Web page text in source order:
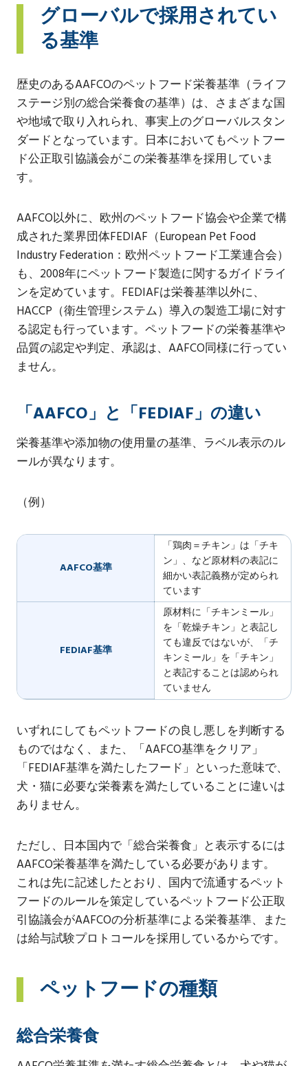
グローバルで採用されてい
る基準
歴史のあるAAFCOのペットフード栄養基準（ライフ
ステージ別の総合栄養食の基準）は、さまざまな国
や地域で取り入れられ、事実上のグローバルスタン
ダードとなっています。日本においてもペットフー
ド公正取引協議会がこの栄養基準を採用していま
す。
AAFCO以外に、欧州のペットフード協会や企業で構
成された業界団体FEDIAF（European Pet Food
Industry Federation：欧州ペットフード工業連合会）
も、2008年にペットフード製造に関するガイドライ
ンを定めています。FEDIAFは栄養基準以外に、
HACCP（衛生管理システム）導入の製造工場に対す
る認定も行っています。ペットフードの栄養基準や
品質の認定や判定、承認は、AAFCO同様に行ってい
ません。
「AAFCO」と「FEDIAF」の違い
栄養基準や添加物の使用量の基準、ラベル表示のル
ールが異なります。
（例）
AAFCO基準
「鶏肉＝チキン」は「チキ
ン」、など原材料の表記に
細かい表記義務が定められ
ています
FEDIAF基準
原材料に「チキンミール」
を「乾燥チキン」と表記し
ても違反ではないが、「チ
キンミール」を「チキン」
と表記することは認められ
ていません
いずれにしてもペットフードの良し悪しを判断する
ものではなく、また、「AAFCO基準をクリア」
「FEDIAF基準を満たしたフード」といった意味で、
犬・猫に必要な栄養素を満たしていることに違いは
ありません。
ただし、日本国内で「総合栄養食」と表示するには
AAFCO栄養基準を満たしている必要があります。
これは先に記述したとおり、国内で流通するペット
フードのルールを策定しているペットフード公正取
引協議会がAAFCOの分析基準による栄養基準、また
は給与試験プロトコールを採用しているからです。
ペットフードの種類
総合栄養食